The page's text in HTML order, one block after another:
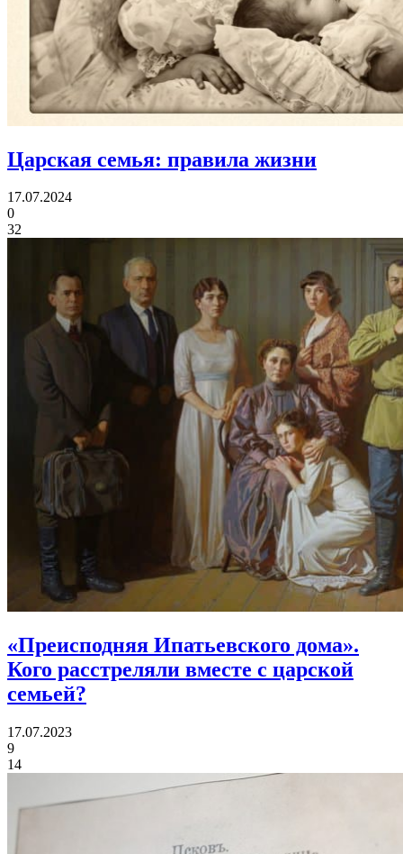
Царская семья: правила жизни
17.07.2024
0
32
«Преисподняя Ипатьевского дома».
Кого расстреляли вместе с царской
семьей?
17.07.2023
9
14